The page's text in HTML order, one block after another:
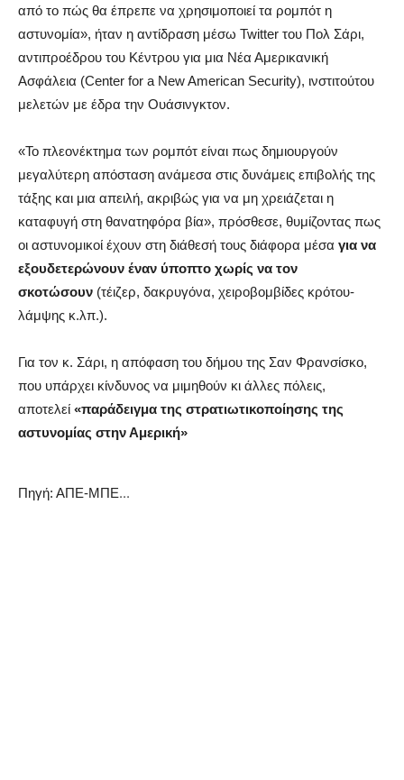
από το πώς θα έπρεπε να χρησιμοποιεί τα ρομπότ η
αστυνομία», ήταν η αντίδραση μέσω Twitter του Πολ Σάρι,
αντιπροέδρου του Κέντρου για μια Νέα Αμερικανική
Ασφάλεια (Center for a New American Security), ινστιτούτου
μελετών με έδρα την Ουάσινγκτον.
«Το πλεονέκτημα των ρομπότ είναι πως δημιουργούν
μεγαλύτερη απόσταση ανάμεσα στις δυνάμεις επιβολής της
τάξης και μια απειλή, ακριβώς για να μη χρειάζεται η
καταφυγή στη θανατηφόρα βία», πρόσθεσε, θυμίζοντας πως
οι αστυνομικοί έχουν στη διάθεσή τους διάφορα μέσα για να
εξουδετερώνουν έναν ύποπτο χωρίς να τον
σκοτώσουν (τέιζερ, δακρυγόνα, χειροβομβίδες κρότου-
λάμψης κ.λπ.).
Για τον κ. Σάρι, η απόφαση του δήμου της Σαν Φρανσίσκο,
που υπάρχει κίνδυνος να μιμηθούν κι άλλες πόλεις,
αποτελεί «παράδειγμα της στρατιωτικοποίησης της
αστυνομίας στην Αμερική»
Πηγή: ΑΠΕ-ΜΠΕ...